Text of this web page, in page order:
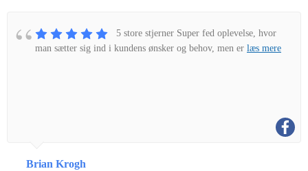
5 store stjerner Super fed oplevelse, hvor
man sætter sig ind i kundens ønsker og behov, men er læs mere
Brian Krogh